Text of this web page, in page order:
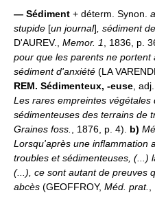
— Sédiment + déterm. Synon.
stupide [un journal] , sédiment
D'AUREV., Memor. 1 , 1836, p.
pour que les parents ne
sédiment d'anxiété (LA
REM. Sédimenteux, -euse , adj.
Les rares empreintes
sédimenteuses des terrains de
Graines foss.
, 1876, p. 4). b)
Lorsqu'après une inflammation
troubles et sédimenteuses, (...)
(...), ce sont autant de preuves
abcès (GEOFFROY, Méd. prat.